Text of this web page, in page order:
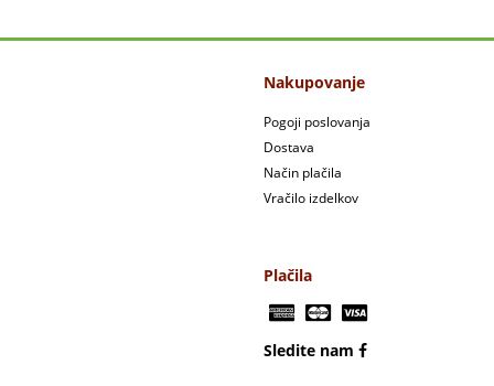
Nakupovanje
Pogoji poslovanja
Dostava
Način plačila
Vračilo izdelkov
Plačila
Sledite nam